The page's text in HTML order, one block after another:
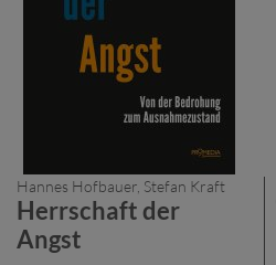
Hannes Hofbauer, Stefan Kraft
Herrschaft der
Angst